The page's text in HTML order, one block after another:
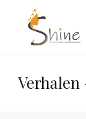
Verhalen